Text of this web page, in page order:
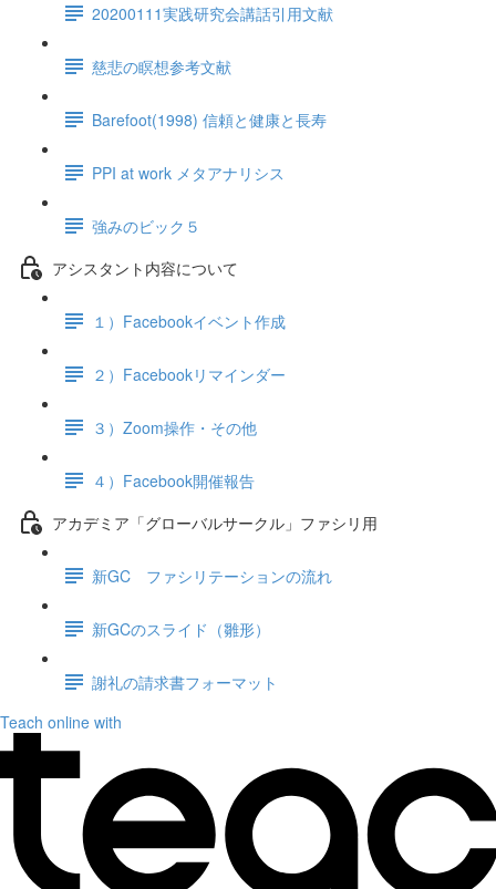
20200111実践研究会講話引用文献
慈悲の瞑想参考文献
Barefoot(1998) 信頼と健康と長寿
PPI at work メタアナリシス
強みのビック５
アシスタント内容について
１）Facebookイベント作成
２）Facebookリマインダー
３）Zoom操作・その他
４）Facebook開催報告
アカデミア「グローバルサークル」ファシリ用
新GC ファシリテーションの流れ
新GCのスライド（雛形）
謝礼の請求書フォーマット
Teach online with